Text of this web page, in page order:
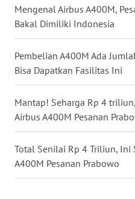
Mengenal Airbus A400M,
Bakal Dimiliki Indonesia
Pembelian A400M Ada
Bisa Dapatkan Fasilitas Ini
Mantap! Seharga Rp 4
Airbus A400M Pesanan
Total Senilai Rp 4 Triliun, Ini
A400M Pesanan Prabowo
BALI
KALBAR
KALTENG
KALTARA
WN